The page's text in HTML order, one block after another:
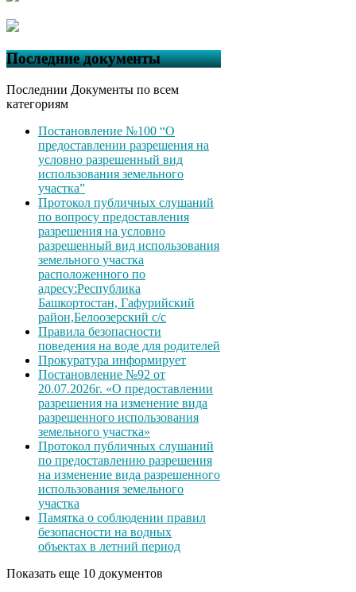
Последние документы
Последнии Документы по всем
категориям
Постановление №100 “О
предоставлении разрешения на
условно разрешенный вид
использования земельного
участка”
Протокол публичных слушаний
по вопросу предоставления
разрешения на условно
разрешенный вид использования
земельного участка
расположенного по
адресу:Республика
Башкортостан, Гафурийский
район,Белоозерский с/с
Правила безопасности
поведения на воде для родителей
Прокуратура информирует
Постановление №92 от
20.07.2026г. «О предоставлении
разрешения на изменение вида
разрешенного использования
земельного участка»
Протокол публичных слушаний
по предоставлению разрешения
на изменение вида разрешенного
использования земельного
участка
Памятка о соблюдении правил
безопасности на водных
объектах в летний период
Показать еще 10 документов